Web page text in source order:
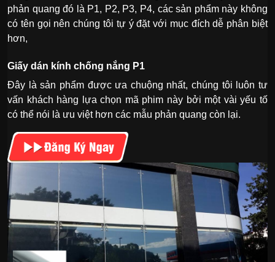
phản quang đó là P1, P2, P3, P4, các sản phẩm này không
có tên gọi nên chúng tôi tự ý đặt với mục đích dễ phân biệt
hơn,
Giấy dán kính chống nắng P1
Đây là sản phẩm được ưa chuộng nhất, chúng tôi luôn tư
vấn khách hàng lựa chọn mã phim này bởi một vài yếu tố
có thể nói là ưu việt hơn các mẫu phản quang còn lại.